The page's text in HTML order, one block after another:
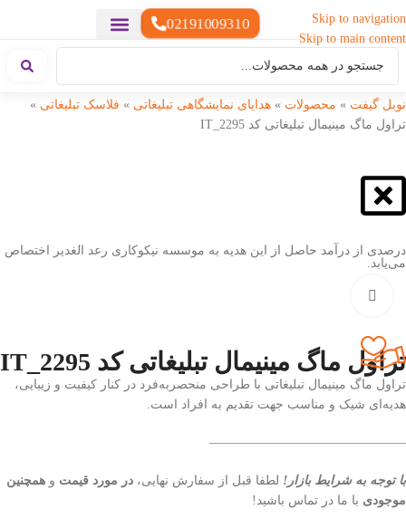
Skip to navigation
Skip to main content
02191009310
نوبل گیفت » محصولات » هدایای نمایشگاهی تبلیغاتی » فلاسک تبلیغاتی »
تراول ماگ مینیمال تبلیغاتی کد IT_2295
درصدی از درآمد حاصل از این هدیه به موسسه نیکوکاری رعد الغدیر اختصاص
می‌یابد.
تراول ماگ مینیمال تبلیغاتی کد IT_2295
تراول ماگ مینیمال تبلیغاتی با طراحی منحصربه‌فرد در کنار کیفیت و زیبایی،
هدیه‌ای شیک و مناسب جهت تقدیم به افراد است.
———————————————–
با توجه به شرایط بازار! لطفا قبل از سفارش نهایی، در مورد قیمت و همچنین
موجودی با ما در تماس باشید!